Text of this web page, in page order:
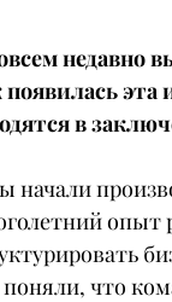
недавно
появилась
в
начали
опыт
что